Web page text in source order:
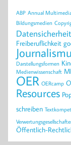
ABP Annual
Bildungsmedien
Datensicherheit
Freiberuflichkeit
Darstellungsformen
Medienwissenschaft
OER OERcamp
Resources
schreiben
Öffentlich-